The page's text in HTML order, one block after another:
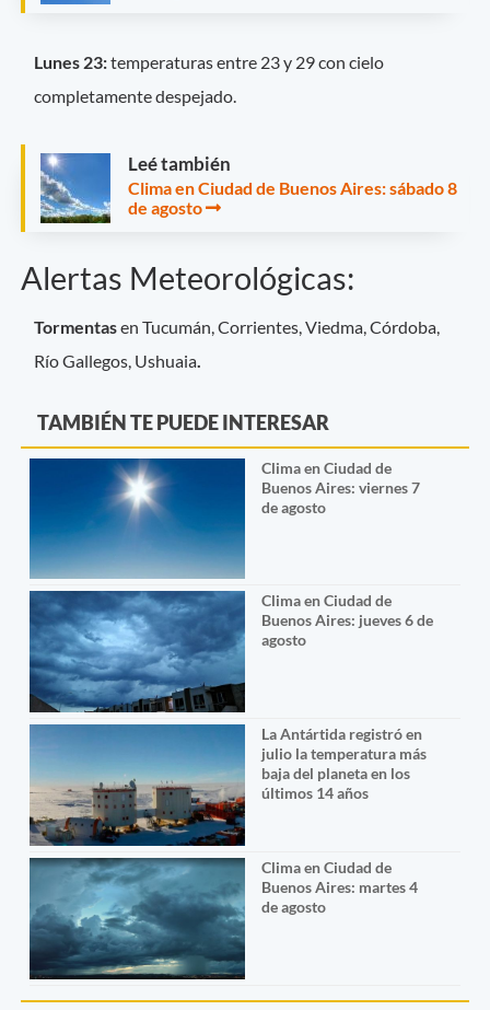
Lunes 23:temperaturas entre 23 y 29 con cielo
completamente despejado.
Leé también
Clima en Ciudad de Buenos Aires: sábado 8
de agosto
Alertas Meteorológicas:
Tormentasen Tucumán, Corrientes, Viedma, Córdoba,
Río Gallegos, Ushuaia.
TAMBIÉN TE PUEDE INTERESAR
Clima en Ciudad de
Buenos Aires: viernes 7
de agosto
Clima en Ciudad de
Buenos Aires: jueves 6 de
agosto
La Antártida registró en
julio la temperatura más
baja del planeta en los
últimos 14 años
Clima en Ciudad de
Buenos Aires: martes 4
de agosto